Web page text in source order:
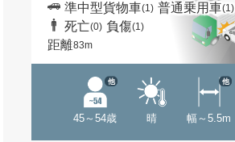
準中型貨物車(1) 普通乗用車(1)
死亡(0) 負傷(1)
距離83m
45～54歳
他
晴 幅～5.5m
他